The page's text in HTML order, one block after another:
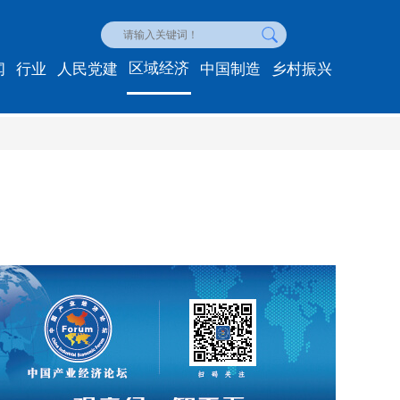
行业 人民党建 区域经济 中国制造 乡村振兴